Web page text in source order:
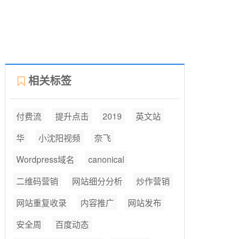
相关标签
付费流 提升点击 2019
英文站
华
小沈阳视频
奈飞
Wordpress域名
canonical
二维码营销
网站细分分析
炒作营销
网站重复收录
内容推广
网站发布
安全周
百度动态